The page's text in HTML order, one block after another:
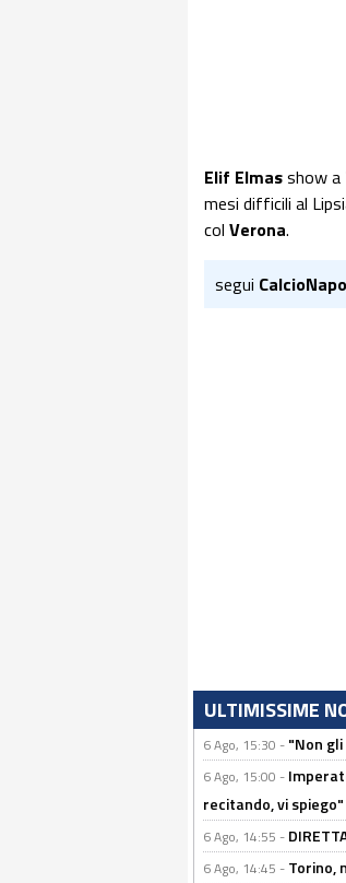
Elif Elmasshow a
mesi difficili al
col Verona.
segui
ULTIMISSIME
6 Ago, 15:30 - "Non
6 Ago, 15:00 -
recitando, vi spiego"
6 Ago, 14:55 -
6 Ago, 14:45 - Torino,